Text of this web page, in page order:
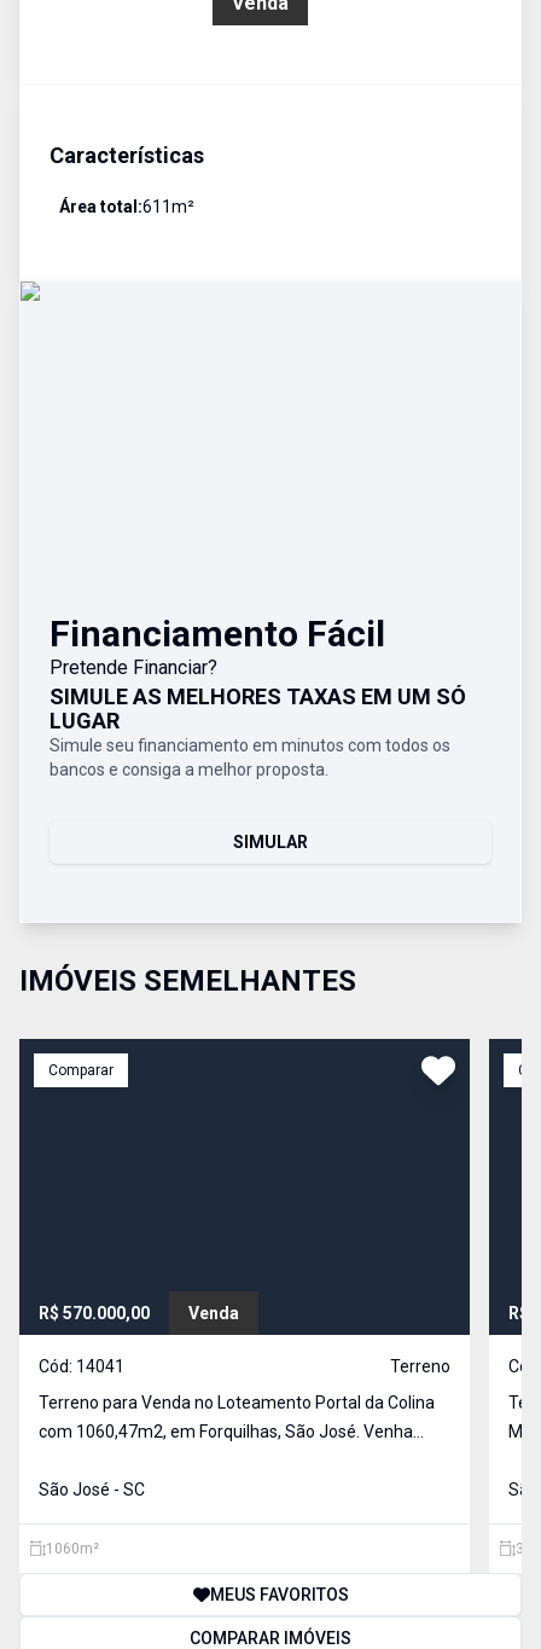
Características
Área total:611m²
Financiamento Fácil
Pretende Financiar?
SIMULE AS MELHORES TAXAS EM UM SÓ
LUGAR
Simule seu financiamento em minutos com todos os
bancos e consiga a melhor proposta.
SIMULAR
IMÓVEIS SEMELHANTES
Comparar
R$ 570.000,00 Venda
Cód: 14041
Terreno
Terreno para Venda no Loteamento Portal da Colina
com 1060,47m2, em Forquilhas, São José. Venha
alteração.
São José - SC
1060m²
R$
Maruim -
364
MEUS FAVORITOS
COMPARAR IMÓVEIS